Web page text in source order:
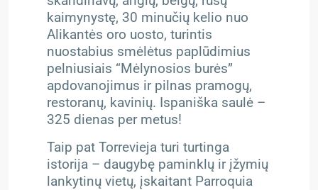
kaimynystę, 30 minučių kelio nuo
Alikantės oro uosto, turintis
nuostabius smėlėtus paplūdimius
pelniusiais “Mėlynosios burės”
apdovanojimus ir pilnas pramogų,
restoranų, kavinių. Ispaniška saulė –
325 dienas per metus!
Taip pat Torrevieja turi turtinga
istorija – daugybę paminklų ir įžymių
lankytinų vietų, įskaitant Parroquia